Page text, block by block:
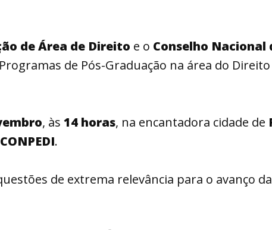
de Área de Direito e o Conselho Nacional
de Pós-Graduação na área do
, às 14 horas, na encantadora cidade de
.
de extrema relevância para o avanço